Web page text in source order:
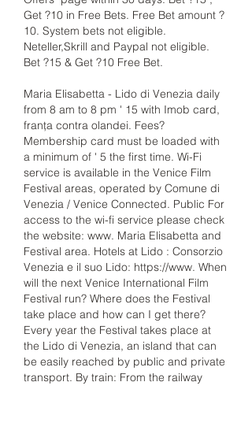
Get ?10 in Free Bets. Free Bet amount ?
10. System bets not eligible.
Neteller,Skrill and Paypal not eligible.
Bet ?15 & Get ?10 Free Bet.
Maria Elisabetta - Lido di Venezia daily
from 8 am to 8 pm ' 15 with Imob card,
franța contra olandei. Fees?
Membership card must be loaded with
a minimum of ' 5 the first time. Wi-Fi
service is available in the Venice Film
Festival areas, operated by Comune di
Venezia / Venice Connected. Public For
access to the wi-fi service please check
the website: www. Maria Elisabetta and
Festival area. Hotels at Lido : Consorzio
Venezia e il suo Lido: https://www. When
will the next Venice International Film
Festival run? Where does the Festival
take place and how can I get there?
Every year the Festival takes place at
the Lido di Venezia, an island that can
be easily reached by public and private
transport. By train: From the railway